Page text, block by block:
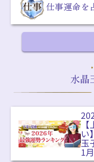
仕事運命を
水晶
い
玉
1